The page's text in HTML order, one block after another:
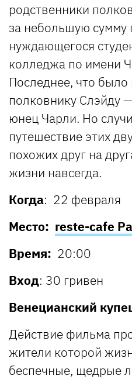
родственники
за небольшую сумму
нуждающегося
колледжа по имени
Последнее, что
полковнику Слэйду
юнец Чарли. Но
путешествие этих
похожих друг на
жизни навсегда.
Когда: 22 февраля
Место: reste-cafe
Время: 20:00
Вход: 30 гривен
Венецианский
Действие фильма
жители которой
беспечные, щедрые